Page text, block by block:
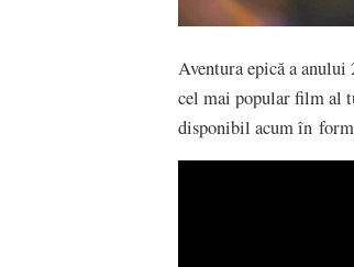
Aventura epică a
cel mai popular film al
disponibil acum în